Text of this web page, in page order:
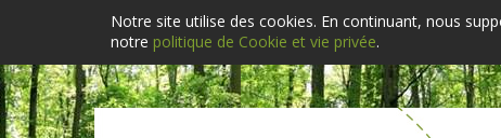
Notre site utilise des cookies. En continuant, nous
notre politique de Cookie et vie privée.